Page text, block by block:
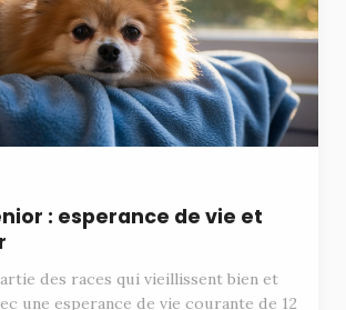
: esperance de vie et
des races qui vieillissent bien et
une esperance de vie courante de 12